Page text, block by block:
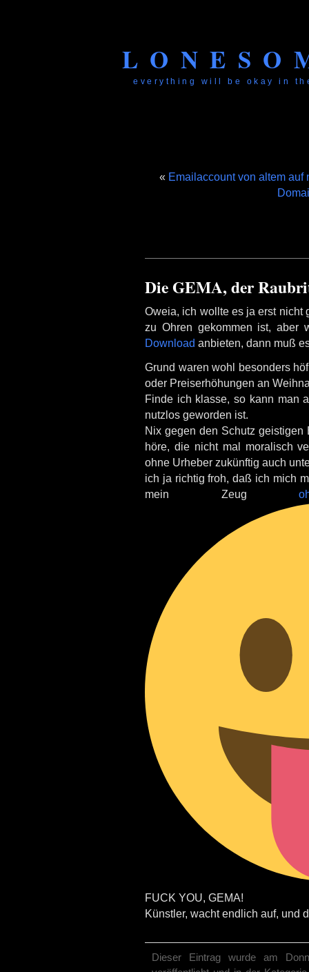
everything will be okay in
« Emailaccount von altem auf
Die GEMA, der
Oweia, ich wollte es ja erst nicht
zu Ohren gekommen ist, aber
Download anbieten, dann muß
Grund waren wohl besonders
oder Preiserhöhungen an
Finde ich klasse, so kann man
nutzlos geworden ist.
Nix gegen den Schutz
höre, die nicht mal moralisch
ohne Urheber zukünftig auch
ich ja richtig froh, daß ich mich
mein Zeug
FUCK YOU, GEMA!
Künstler, wacht endlich auf, und
Dieser Eintrag wurde am